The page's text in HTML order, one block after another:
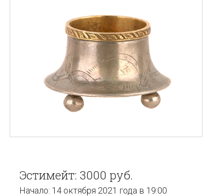
Эстимейт: 3000 руб.
Начало: 14 октября 2021 года в 19:00